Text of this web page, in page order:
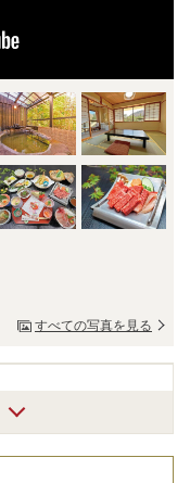
すべての写真を見る